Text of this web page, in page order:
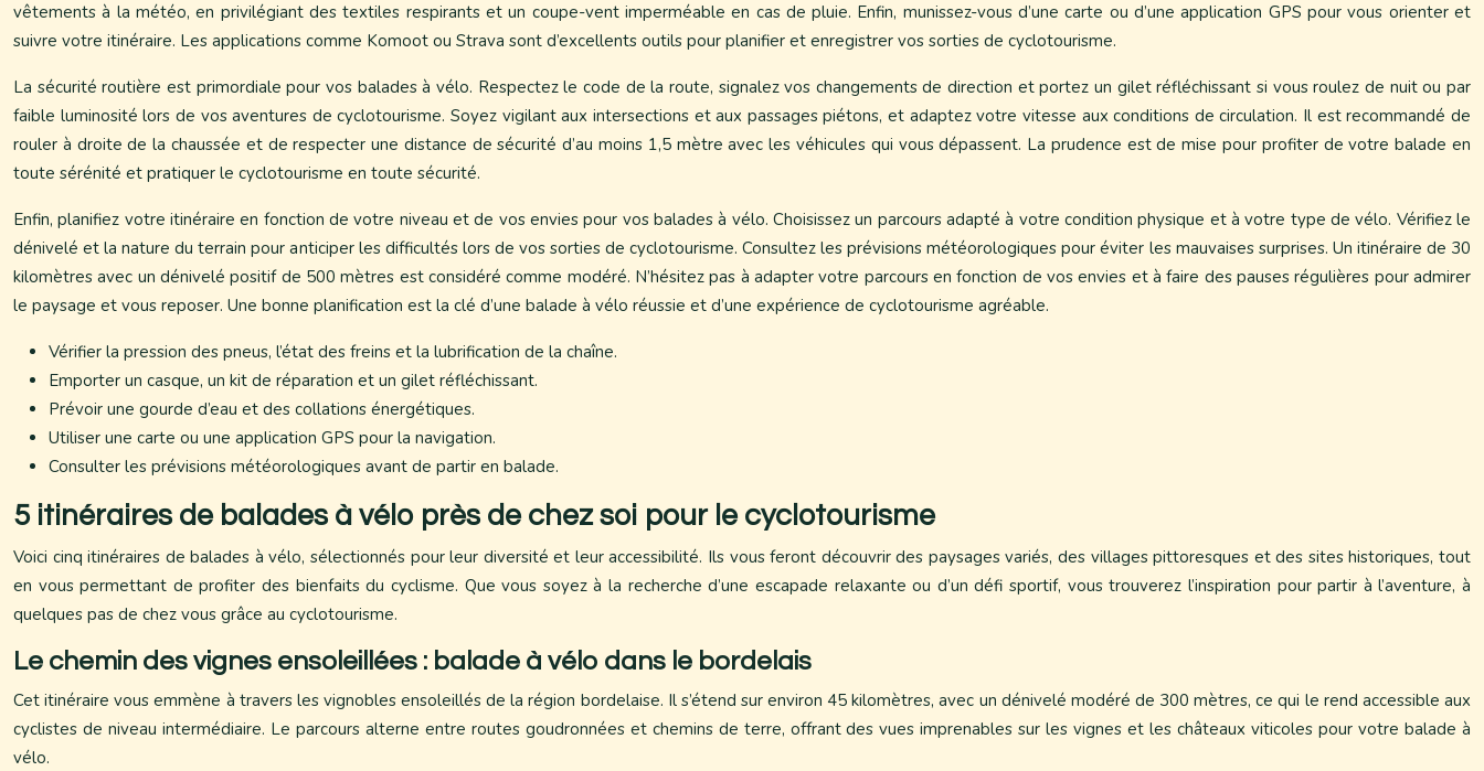
vêtements à la météo, en privilégiant des textiles respirants et un coupe-vent imperméable en cas de pluie. Enfin, munissez-vous d’une carte ou d’une application GPS pour vous orienter et
suivre votre itinéraire. Les applications comme Komoot ou Strava sont d’excellents outils pour planifier et enregistrer vos sorties de cyclotourisme.
La sécurité routière est primordiale pour vos balades à vélo. Respectez le code de la route, signalez vos changements de direction et portez un gilet réfléchissant si vous roulez de nuit ou par
faible luminosité lors de vos aventures de cyclotourisme. Soyez vigilant aux intersections et aux passages piétons, et adaptez votre vitesse aux conditions de circulation. Il est recommandé de
rouler à droite de la chaussée et de respecter une distance de sécurité d’au moins 1,5 mètre avec les véhicules qui vous dépassent. La prudence est de mise pour profiter de votre balade en
toute sérénité et pratiquer le cyclotourisme en toute sécurité.
Enfin, planifiez votre itinéraire en fonction de votre niveau et de vos envies pour vos balades à vélo. Choisissez un parcours adapté à votre condition physique et à votre type de vélo. Vérifiez le
dénivelé et la nature du terrain pour anticiper les difficultés lors de vos sorties de cyclotourisme. Consultez les prévisions météorologiques pour éviter les mauvaises surprises. Un itinéraire de 30
kilomètres avec un dénivelé positif de 500 mètres est considéré comme modéré. N’hésitez pas à adapter votre parcours en fonction de vos envies et à faire des pauses régulières pour admirer
le paysage et vous reposer. Une bonne planification est la clé d’une balade à vélo réussie et d’une expérience de cyclotourisme agréable.
Vérifier la pression des pneus, l’état des freins et la lubrification de la chaîne.
Emporter un casque, un kit de réparation et un gilet réfléchissant.
Prévoir une gourde d’eau et des collations énergétiques.
Utiliser une carte ou une application GPS pour la navigation.
Consulter les prévisions météorologiques avant de partir en balade.
5 itinéraires de balades à vélo près de chez soi pour le cyclotourisme
Voici cinq itinéraires de balades à vélo, sélectionnés pour leur diversité et leur accessibilité. Ils vous feront découvrir des paysages variés, des villages pittoresques et des sites historiques, tout
en vous permettant de profiter des bienfaits du cyclisme. Que vous soyez à la recherche d’une escapade relaxante ou d’un défi sportif, vous trouverez l’inspiration pour partir à l’aventure, à
quelques pas de chez vous grâce au cyclotourisme.
Le chemin des vignes ensoleillées : balade à vélo dans le bordelais
Cet itinéraire vous emmène à travers les vignobles ensoleillés de la région bordelaise. Il s’étend sur environ 45 kilomètres, avec un dénivelé modéré de 300 mètres, ce qui le rend accessible aux
cyclistes de niveau intermédiaire. Le parcours alterne entre routes goudronnées et chemins de terre, offrant des vues imprenables sur les vignes et les châteaux viticoles pour votre balade à
vélo.